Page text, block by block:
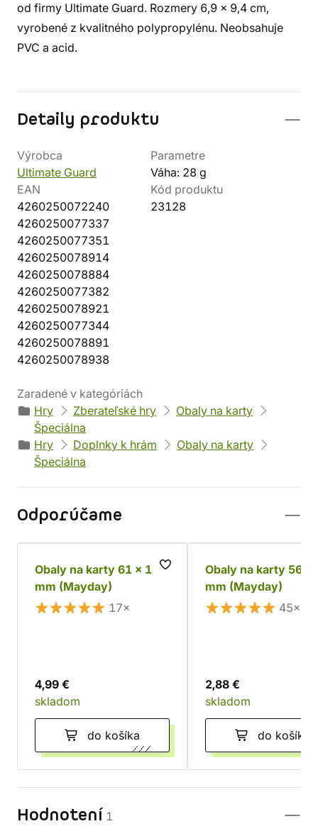
od firmy Ultimate Guard. Rozmery 6,9 x 9,4 cm,
vyrobené z kvalitného polypropylénu. Neobsahuje
PVC a acid.
Detaily produktu
Výrobca
Ultimate Guard
Parametre
Váha: 28 g
EAN
4260250072240
4260250077337
4260250077351
4260250078914
4260250078884
4260250077382
4260250078921
4260250077344
4260250078891
4260250078938
Kód produktu
23128
Zaradené v kategóriách
Hry
Zberateľské hry
Obaly na karty
Špeciálna
Hry
Doplnky k hrám
Obaly na karty
Špeciálna
Odporúčame
Obaly na karty 61 x 112
mm (Mayday)
17×
4,99 €
skladom
do košíka
Obaly na karty 56 x
mm (Mayday)
45×
2,88 €
skladom
do košíka
Hodnotení 1